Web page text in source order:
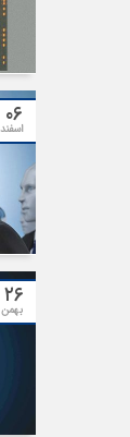
۰۶
اسفند
۲۶
بهمن